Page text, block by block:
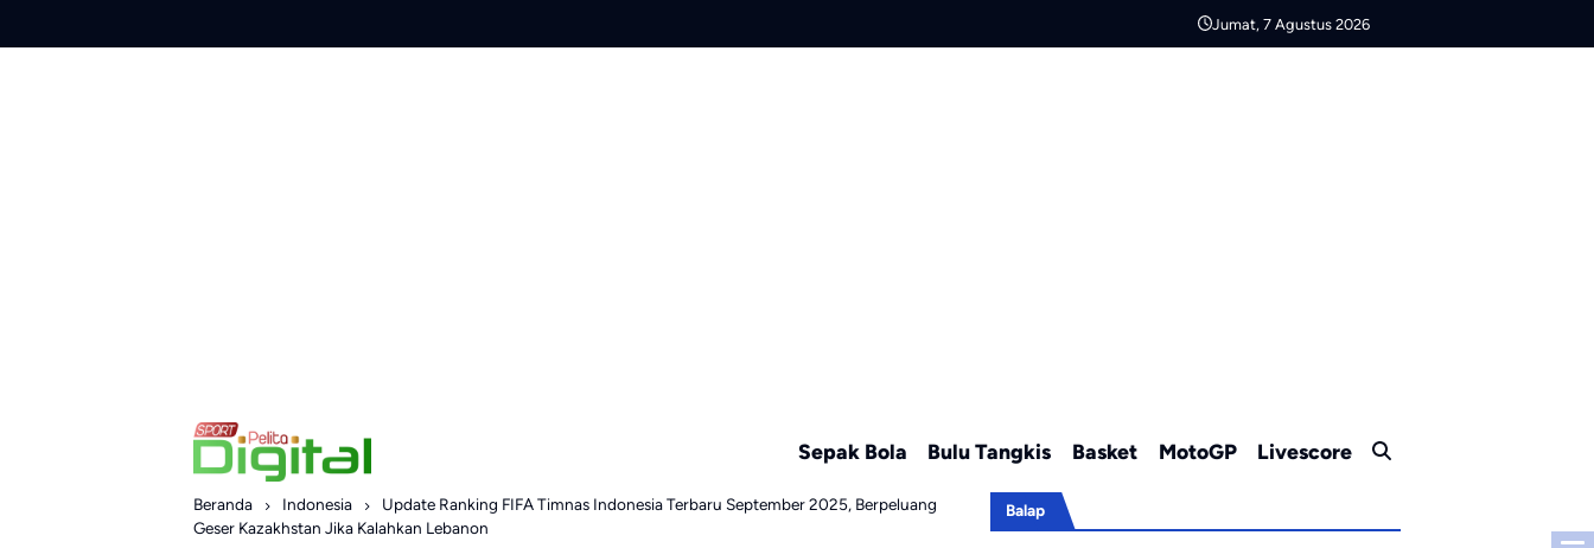
Jumat, 7 Agustus 2026
Sepak Bola Bulu Tangkis Basket MotoGP Livescore
Beranda Indonesia
Update Ranking FIFA Timnas Indonesia Terbaru September 2025, Berpeluang
Geser Kazakhstan Jika Kalahkan Lebanon
Balap